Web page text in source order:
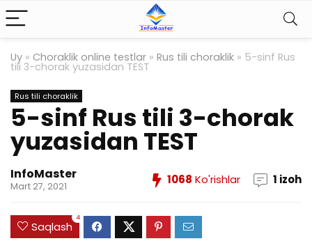
Uy » Choraklik online testlar » Rus tili choraklik » 5-sinf Rus
tili 3-chorak yuzasidan TEST
Rus tili choraklik
5-sinf Rus tili 3-chorak
yuzasidan TEST
InfoMaster
Mart 27, 2021 1068 Ko'rishlar 1 izoh
Saqlash
4